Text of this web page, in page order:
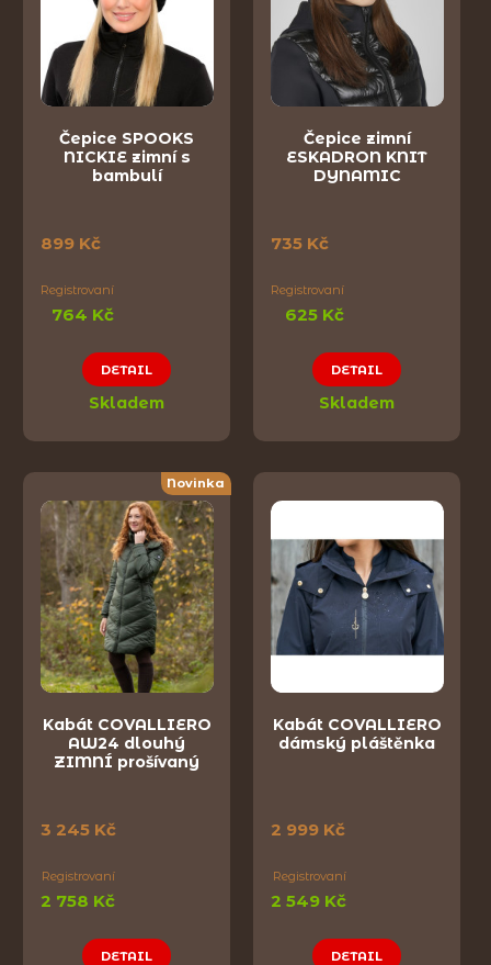
Čepice SPOOKS
NICKIE zimní s
bambulí
899 Kč
Registrovaní
764 Kč
DETAIL
Skladem
Čepice zimní
ESKADRON KNIT
DYNAMIC
735 Kč
Registrovaní
625 Kč
DETAIL
Skladem
Novinka
Kabát COVALLIERO
AW24 dlouhý
ZIMNÍ prošívaný
3 245 Kč
Registrovaní
2 758 Kč
DETAIL
Kabát COVALLIERO
dámský pláštěnka
2 999 Kč
Registrovaní
2 549 Kč
DETAIL